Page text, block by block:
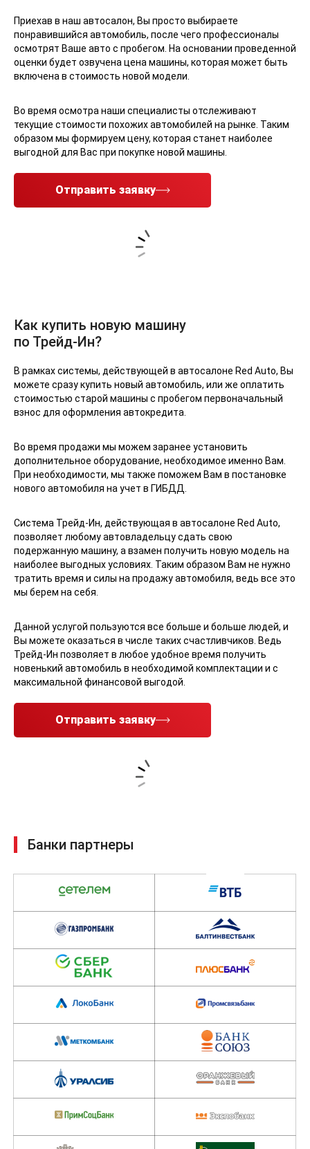
Приехав в наш автосалон, Вы просто выбираете
понравившийся автомобиль, после чего профессионалы
осмотрят Ваше авто с пробегом. На основании проведенной
оценки будет озвучена цена машины, которая может быть
включена в стоимость новой модели.
Во время осмотра наши специалисты отслеживают
текущие стоимости похожих автомобилей на рынке. Таким
образом мы формируем цену, которая станет наиболее
выгодной для Вас при покупке новой машины.
Отправить заявку
Как купить новую машину
по Трейд-Ин?
В рамках системы, действующей в автосалоне Red Auto, Вы
можете сразу купить новый автомобиль, или же оплатить
стоимостью старой машины с пробегом первоначальный
Во время продажи мы можем заранее установить
дополнительное оборудование, необходимое именно Вам.
При необходимости, мы также поможем Вам в постановке
нового автомобиля на учет в ГИБДД.
Система Трейд-Ин, действующая в автосалоне Red Auto,
позволяет любому автовладельцу сдать свою
наиболее выгодных условиях. Таким образом Вам не нужно
тратить время и силы на продажу автомобиля, ведь все это
Вы можете оказаться в числе таких счастливчиков. Ведь
Трейд-Ин позволяет в любое удобное время получить